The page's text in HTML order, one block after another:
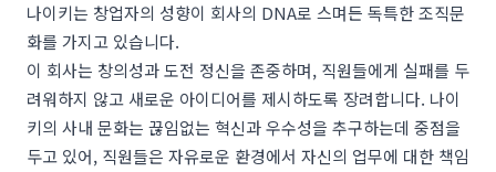
나이키는 창업자의 성향이 회사의 DNA로 스며든 독특한 조직문
화를 가지고 있습니다.
이 회사는 창의성과 도전 정신을 존중하며, 직원들에게 실패를 두
려워하지 않고 새로운 아이디어를 제시하도록 장려합니다. 나이
키의 사내 문화는 끊임없는 혁신과 우수성을 추구하는데 중점을
두고 있어, 직원들은 자유로운 환경에서 자신의 업무에 대한 책임